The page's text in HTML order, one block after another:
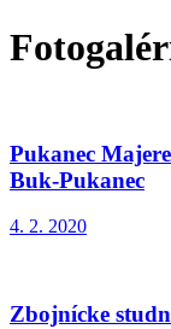
Pukanec
Buk-Pukanec
4. 2. 2020
Zbojnícke